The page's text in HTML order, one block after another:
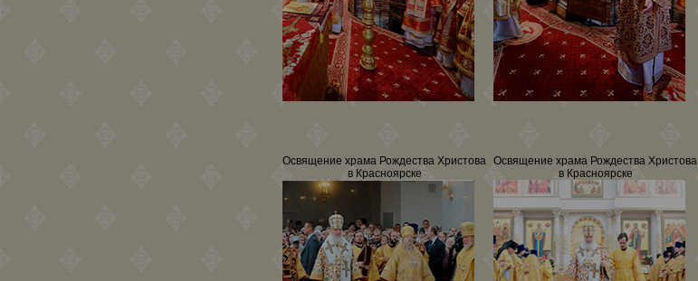
Освящение храма Рождества Христова
в Красноярске
Освящение храма Рождества Христова
в Красноярске